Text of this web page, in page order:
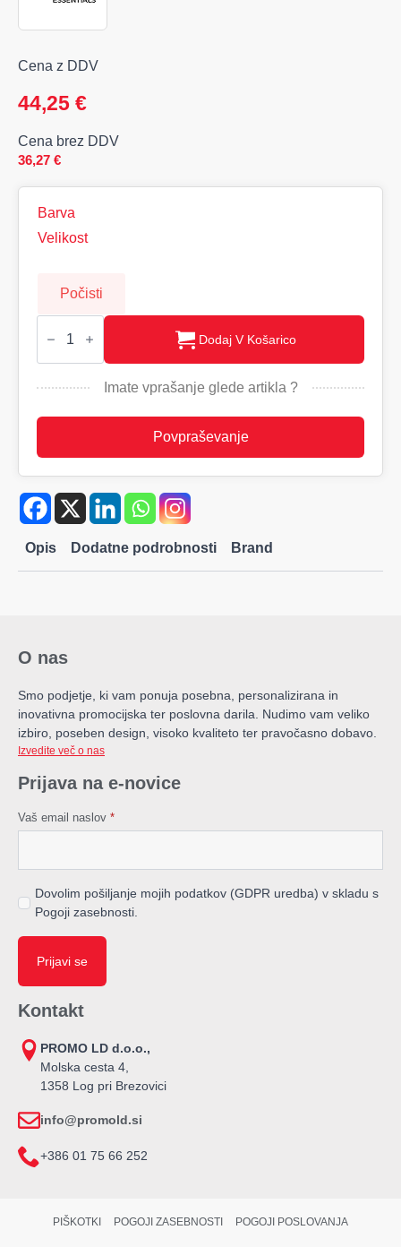
Cena z DDV
44,25 €
Cena brez DDV
36,27 €
Barva
Velikost
Počisti
OVERHEAD
Moška
s
Printer
Dodaj V Košarico
Imate vprašanje glede artikla ?
Povpraševanje
Opis Dodatne podrobnosti Brand
O nas
Smo podjetje, ki vam ponuja posebna, personalizirana in
inovativna promocijska ter poslovna darila. Nudimo vam veliko
izbiro, poseben design, visoko kvaliteto ter pravočasno dobavo.
Izvedite več o nas
Prijava na e-novice
Vaš email naslov *
Dovolim pošiljanje mojih podatkov (GDPR uredba) v skladu s
Pogoji zasebnosti.
Prijavi se
Kontakt
PROMO LD d.o.o.,
Molska cesta 4,
1358 Log pri Brezovici
info@promold.si
+386 01 75 66 252
PIŠKOTKI POGOJI ZASEBNOSTI POGOJI POSLOVANJA